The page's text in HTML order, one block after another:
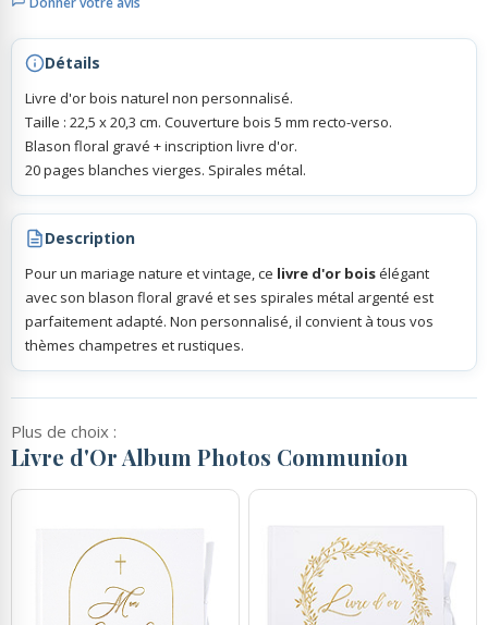
Rubans Tulle Organdi
Scrapbooking, Loisirs Créatifs
Détails
Livre d'or bois naturel non personnalisé.
Taille : 22,5 x 20,3 cm. Couverture bois 5 mm recto-verso.
Blason floral gravé + inscription livre d'or.
20 pages blanches vierges. Spirales métal.
Description
Pour un mariage nature et vintage, ce livre d'or boisélégant
avec son blason floral gravé et ses spirales métal argenté est
parfaitement adapté. Non personnalisé, il convient à tous vos
thèmes champetres et rustiques.
Plus de choix :
Livre d'Or Album Photos Communion